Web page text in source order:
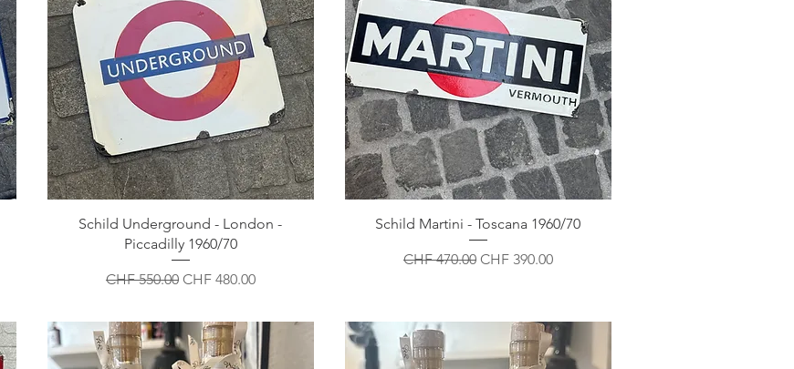
Schild Underground - London -
Piccadilly 1960/70
Standardpreis
CHF 550.00 Sale-Preis
CHF 480.00
Schild Martini - Toscana 1960/70
Standardpreis
CHF 470.00 Sale-Preis
CHF 390.00